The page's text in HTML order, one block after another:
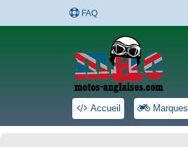
FAQ
Accueil Marques